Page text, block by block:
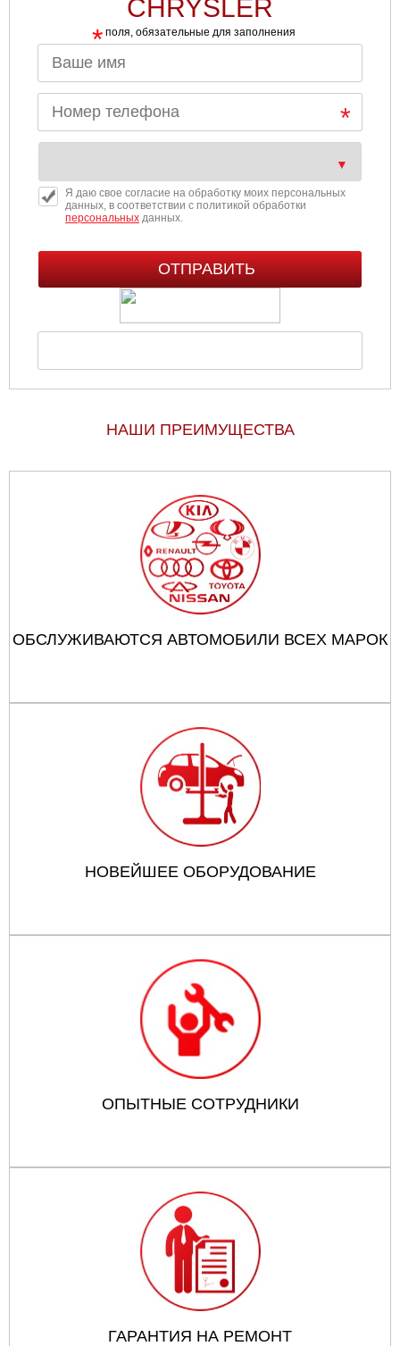
CHRYSLER
* поля, обязательные для заполнения
Я даю свое согласие на обработку моих персональных
данных, в соответствии с политикой обработки
персональныхданных.
НАШИ ПРЕИМУЩЕСТВА
ОБСЛУЖИВАЮТСЯ АВТОМОБИЛИ ВСЕХ МАРОК
НОВЕЙШЕЕ ОБОРУДОВАНИЕ
ОПЫТНЫЕ СОТРУДНИКИ
ГАРАНТИЯ НА РЕМОНТ